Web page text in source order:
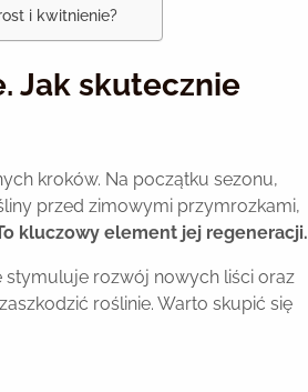
i kwitnienie?
Jak skutecznie
kroków. Na początku sezonu,
przed zimowymi przymrozkami,
kluczowy element jej regeneracji.
stymuluje rozwój nowych liści oraz
roślinie. Warto skupić się